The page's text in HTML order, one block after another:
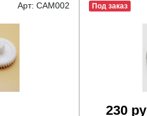
Арт: CAM002 Под заказ
230